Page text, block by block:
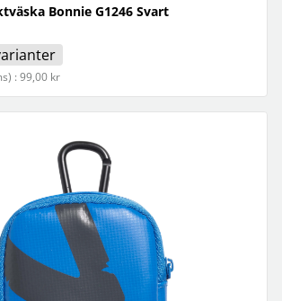
Bonnie G1246 Svart
: 99,00 kr